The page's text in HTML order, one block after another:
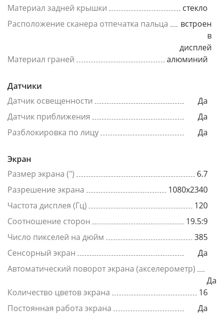
Материал задней крышки
стекло
Расположение сканера отпечатка пальца
встроен
в
дисплей
Материал граней
алюминий
Датчики
Датчик освещенности
Да
Датчик приближения
Да
Разблокировка по лицу
Да
Экран
Размер экрана (")
6.7
Разрешение экрана
1080x2340
Частота дисплея (Гц)
120
Соотношение сторон
19.5:9
Число пикселей на дюйм
385
Сенсорный экран
Да
Автоматический поворот экрана (акселерометр)
Да
Количество цветов экрана
16
Постоянная работа экрана
Да